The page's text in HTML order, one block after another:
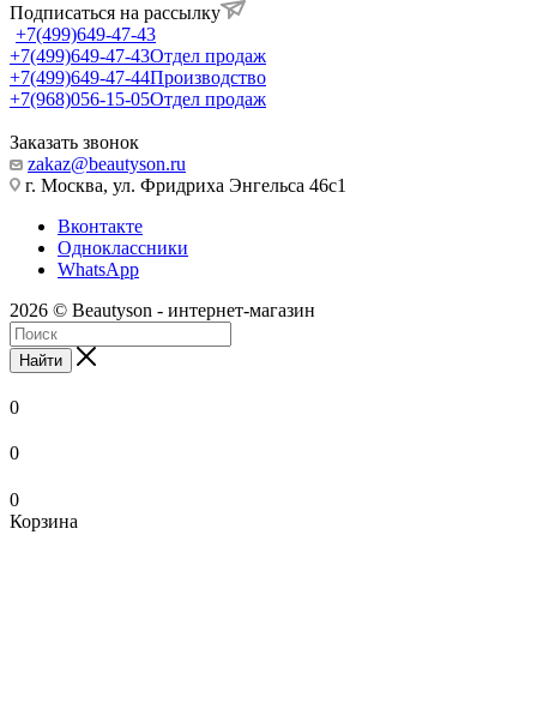
Подписаться на рассылку
+7(499)649-47-43
+7(499)649-47-43Отдел продаж
+7(499)649-47-44Производство
+7(968)056-15-05Отдел продаж
Заказать звонок
zakaz@beautyson.ru
г. Москва, ул. Фридриха Энгельса 46с1
Вконтакте
Одноклассники
WhatsApp
2026 © Beautyson - интернет-магазин
Найти
0
0
0
Корзина